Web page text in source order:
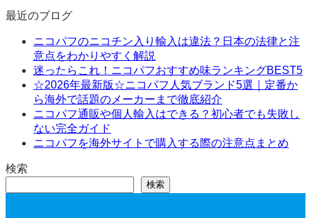
¥3,000
–
¥8,120
最近のブログ
ニコパフのニコチン入り輸入は違法？日本の法律と注
意点をわかりやすく解説
迷ったらこれ！ニコパフおすすめ味ランキングBEST5
☆2026年最新版☆ニコパフ人気ブランド5選｜定番か
ら海外で話題のメーカーまで徹底紹介
ニコパフ通販や個人輸入はできる？初心者でも失敗し
ない完全ガイド
ニコパフを海外サイトで購入する際の注意点まとめ
検索
検索